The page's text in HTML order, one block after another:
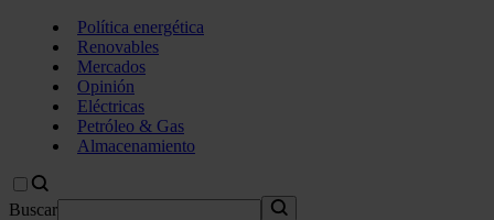
Política energética
Renovables
Mercados
Opinión
Eléctricas
Petróleo & Gas
Almacenamiento
Buscar